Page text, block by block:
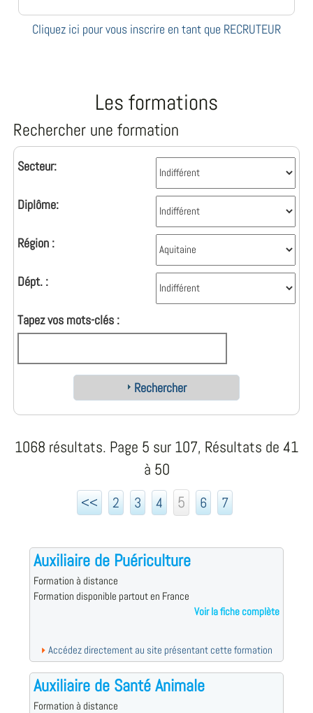
Cliquez ici pour vous inscrire en tant que RECRUTEUR
Les formations
Rechercher une formation
Secteur:
Diplôme:
Région :
Dépt. :
Tapez vos mots-clés :
Rechercher
1068 résultats. Page 5 sur 107, Résultats de 41
à 50
<< 2 3 4 5 6 7
Auxiliaire de Puériculture
Formation à distance
Formation disponible partout en France
Voir la fiche complète
Accédez directement au site présentant cette formation
Auxiliaire de Santé Animale
Formation à distance